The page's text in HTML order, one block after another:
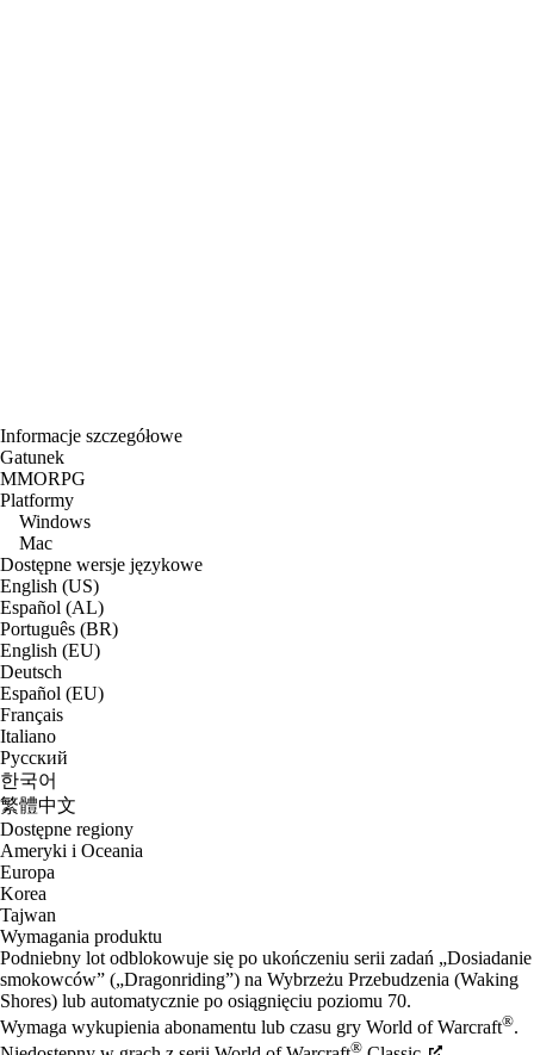
Informacje szczegółowe
Gatunek
MMORPG
Platformy
Windows
Mac
Dostępne wersje językowe
English (US)
Español (AL)
Português (BR)
English (EU)
Deutsch
Español (EU)
Français
Italiano
Русский
한국어
繁體中文
Dostępne regiony
Ameryki i Oceania
Europa
Korea
Tajwan
Wymagania produktu
Podniebny lot odblokowuje się po ukończeniu serii zadań „Dosiadanie
smokowców” („Dragonriding”) na Wybrzeżu Przebudzenia (Waking
Shores) lub automatycznie po osiągnięciu poziomu 70.
Wymaga wykupienia abonamentu lub czasu gry World of Warcraft®.
®